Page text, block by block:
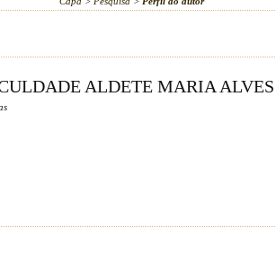
ALDETE MARIA